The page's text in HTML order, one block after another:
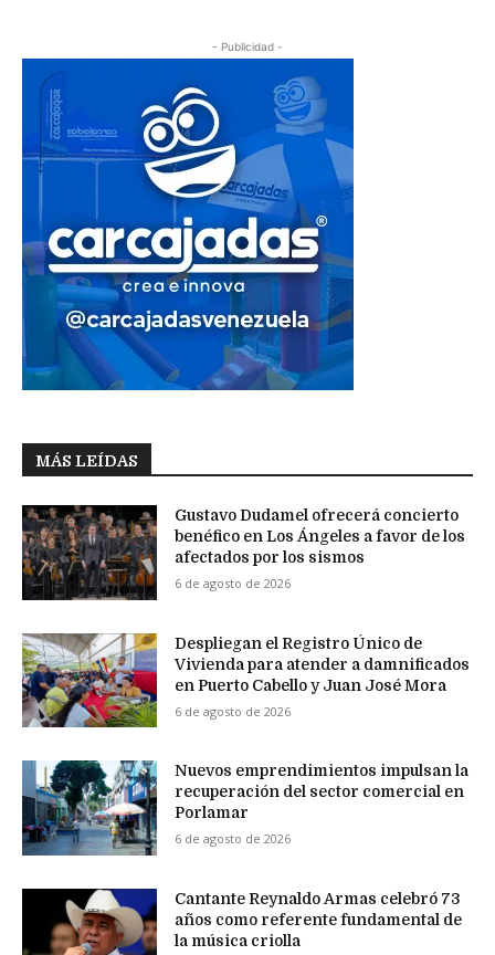
- Publicidad -
MÁS LEÍDAS
Gustavo Dudamel ofrecerá concierto
benéfico en Los Ángeles a favor de los
afectados por los sismos
6 de agosto de 2026
Despliegan el Registro Único de
Vivienda para atender a damnificados
en Puerto Cabello y Juan José Mora
6 de agosto de 2026
Nuevos emprendimientos impulsan la
recuperación del sector comercial en
Porlamar
6 de agosto de 2026
Cantante Reynaldo Armas celebró 73
años como referente fundamental de
la música criolla